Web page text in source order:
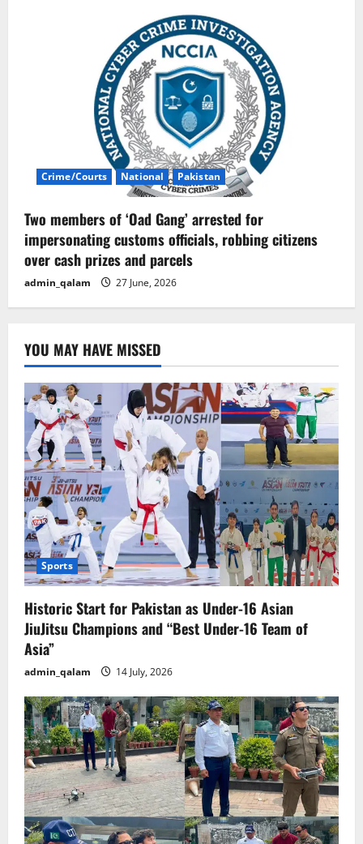
Crime/Courts National Pakistan
Two members of ‘Oad Gang’ arrested for
impersonating customs officials, robbing citizens
over cash prizes and parcels
admin_qalam 27 June, 2026
YOU MAY HAVE MISSED
Sports
Historic Start for Pakistan as Under-16 Asian
JiuJitsu Champions and “Best Under-16 Team of
Asia”
admin_qalam 14 July, 2026